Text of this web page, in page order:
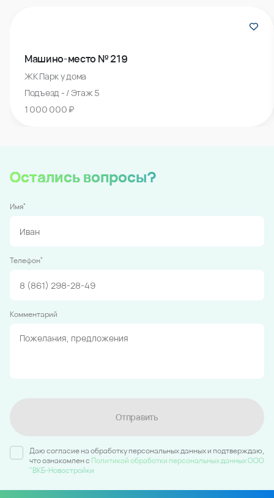
Машино-место № 219
ЖК Парк у дома
Подъезд - / Этаж 5
1 000 000 ₽
Остались вопросы?
Имя*
Телефон*
Комментарий
Отправить
Даю согласие на обработку персональных данных и подтверждаю,
что ознакомлен c Политикой обработки персональных данных ООО
"ВКБ-Новостройки